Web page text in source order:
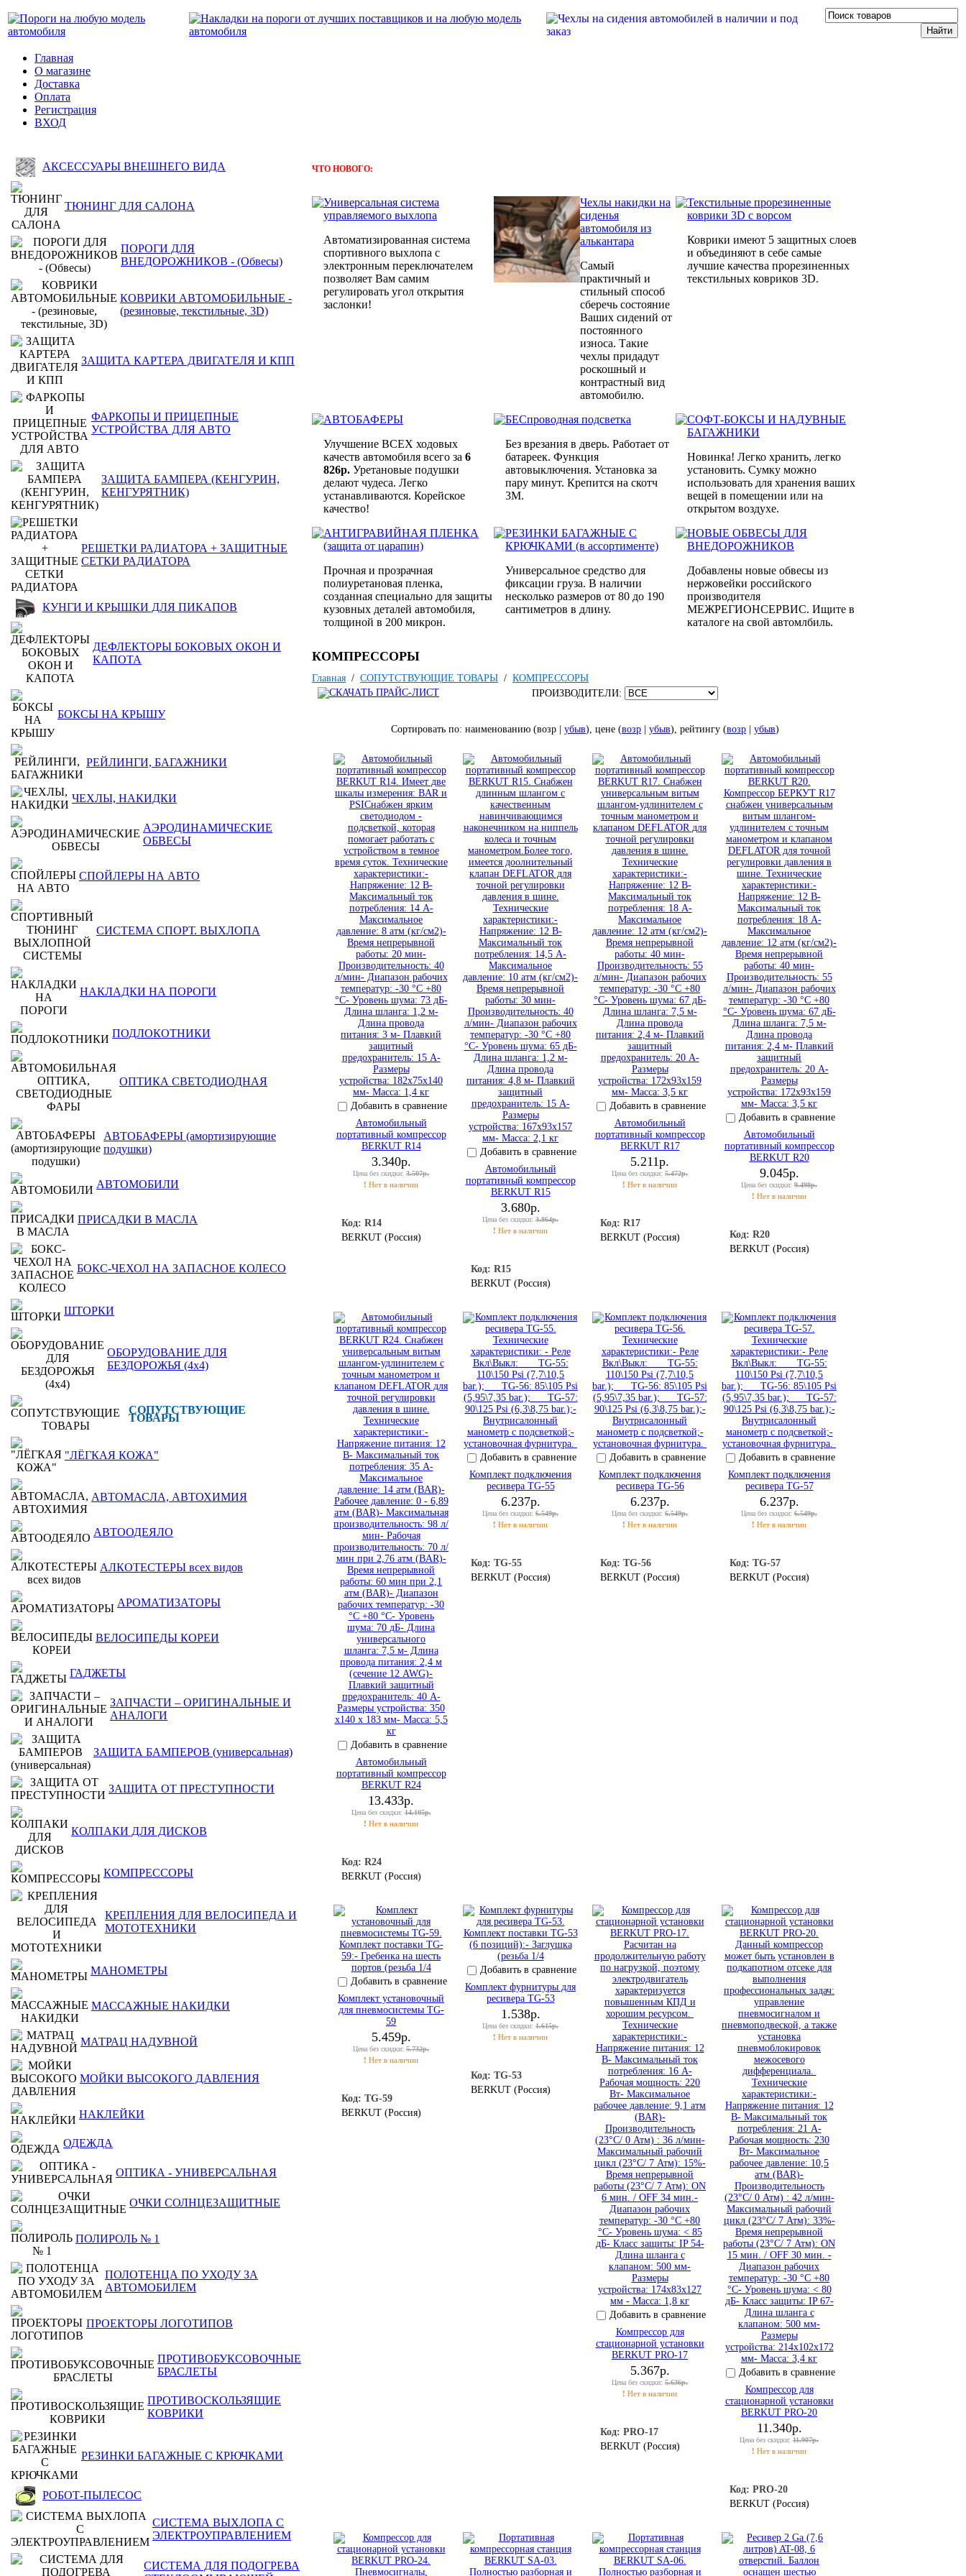
Главная
О магазине
Доставка
Оплата
Регистрация
ВХОД
АКСЕССУАРЫ ВНЕШНЕГО ВИДА
ТЮНИНГ ДЛЯ САЛОНА
ПОРОГИ ДЛЯ
ВНЕДОРОЖНИКОВ - (Обвесы)
КОВРИКИ АВТОМОБИЛЬНЫЕ -
(резиновые, текстильные, 3D)
ЗАЩИТА КАРТЕРА ДВИГАТЕЛЯ И КПП
ФАРКОПЫ И ПРИЦЕПНЫЕ
УСТРОЙСТВА ДЛЯ АВТО
ЗАЩИТА БАМПЕРА (КЕНГУРИН,
КЕНГУРЯТНИК)
РЕШЕТКИ РАДИАТОРА + ЗАЩИТНЫЕ
СЕТКИ РАДИАТОРА
КУНГИ И КРЫШКИ ДЛЯ ПИКАПОВ
ДЕФЛЕКТОРЫ БОКОВЫХ ОКОН И
КАПОТА
БОКСЫ НА КРЫШУ
РЕЙЛИНГИ, БАГАЖНИКИ
ЧЕХЛЫ, НАКИДКИ
АЭРОДИНАМИЧЕСКИЕ
ОБВЕСЫ
СПОЙЛЕРЫ НА АВТО
СИСТЕМА СПОРТ. ВЫХЛОПА
НАКЛАДКИ НА ПОРОГИ
ПОДЛОКОТНИКИ
ОПТИКА СВЕТОДИОДНАЯ
АВТОБАФЕРЫ (амортизирующие
подушки)
АВТОМОБИЛИ
ПРИСАДКИ В МАСЛА
БОКС-ЧЕХОЛ НА ЗАПАСНОЕ КОЛЕСО
ШТОРКИ
ОБОРУДОВАНИЕ ДЛЯ
БЕЗДОРОЖЬЯ (4x4)
СОПУТСТВУЮЩИЕ
ТОВАРЫ
"ЛЁГКАЯ КОЖА"
АВТОМАСЛА, АВТОХИМИЯ
АВТООДЕЯЛО
АЛКОТЕСТЕРЫ всех видов
АРОМАТИЗАТОРЫ
ВЕЛОСИПЕДЫ КОРЕИ
ГАДЖЕТЫ
ЗАПЧАСТИ – ОРИГИНАЛЬНЫЕ И
АНАЛОГИ
ЗАЩИТА БАМПЕРОВ (универсальная)
ЗАЩИТА ОТ ПРЕСТУПНОСТИ
КОЛПАКИ ДЛЯ ДИСКОВ
КОМПРЕССОРЫ
КРЕПЛЕНИЯ ДЛЯ ВЕЛОСИПЕДА И
МОТОТЕХНИКИ
МАНОМЕТРЫ
МАССАЖНЫЕ НАКИДКИ
МАТРАЦ НАДУВНОЙ
МОЙКИ ВЫСОКОГО ДАВЛЕНИЯ
НАКЛЕЙКИ
ОДЕЖДА
ОПТИКА - УНИВЕРСАЛЬНАЯ
ОЧКИ СОЛНЦЕЗАЩИТНЫЕ
ПОЛИРОЛЬ № 1
ПОЛОТЕНЦА ПО УХОДУ ЗА
АВТОМОБИЛЕМ
ПРОЕКТОРЫ ЛОГОТИПОВ
ПРОТИВОБУКСОВОЧНЫЕ
БРАСЛЕТЫ
ПРОТИВОСКОЛЬЗЯЩИЕ
КОВРИКИ
РЕЗИНКИ БАГАЖНЫЕ С КРЮЧКАМИ
РОБОТ-ПЫЛЕСОС
СИСТЕМА ВЫХЛОПА С
ЭЛЕКТРОУПРАВЛЕНИЕМ
СИСТЕМА ДЛЯ ПОДОГРЕВА
ЧТО НОВОГО:
Универсальная система
управляемого выхлопа
Автоматизированная система
спортивного выхлопа с
электронным переключателем
позволяет Вам самим
регулировать угол открытия
заслонки!
Чехлы накидки на
сиденья
автомобиля из
алькантара
Самый
практичный и
стильный способ
сберечь состояние
Ваших сидений от
постоянного
износа. Такие
чехлы придадут
роскошный и
контрастный вид
автомобилю.
Текстильные прорезиненные
коврики 3D с ворсом
Коврики имеют 5 защитных слоев
и объединяют в себе самые
лучшие качества прорезиненных
текстильных ковриков 3D.
АВТОБАФЕРЫ
Улучшение ВСЕХ ходовых
качеств автомобиля всего за 6
826р. Уретановые подушки
делают чудеса. Легко
устанавливаются. Корейское
качество!
БЕСпроводная подсветка
Без врезания в дверь. Работает от
батареек. Функция
автовыключения. Установка за
пару минут. Крепится на скотч
3M.
СОФТ-БОКСЫ И НАДУВНЫЕ
БАГАЖНИКИ
Новинка! Легко хранить, легко
установить. Сумку можно
использовать для хранения ваших
вещей в помещении или на
открытом воздухе.
АНТИГРАВИЙНАЯ ПЛЕНКА
(защита от царапин)
Прочная и прозрачная
полиуретановая пленка,
созданная специально для защиты
кузовных деталей автомобиля,
толщиной в 200 микрон.
РЕЗИНКИ БАГАЖНЫЕ С
КРЮЧКАМИ (в ассортименте)
Универсальное средство для
фиксации груза. В наличии
несколько размеров от 80 до 190
сантиметров в длину.
НОВЫЕ ОБВЕСЫ ДЛЯ
ВНЕДОРОЖНИКОВ
Добавлены новые обвесы из
нержовейки российского
производителя
МЕЖРЕГИОНСЕРВИС. Ищите в
каталоге на свой автомлбиль.
КОМПРЕССОРЫ
Главная / СОПУТСТВУЮЩИЕ ТОВАРЫ / КОМПРЕССОРЫ
ПРОИЗВОДИТЕЛИ:
Сортировать по: наименованию (возр | убыв), цене (возр убыв), рейтингу (возр убыв)
Добавить в сравнение
Автомобильный
портативный компрессор
BERKUT R14
3.340р.
Цена без скидки: 3.507р.
! Нет в наличии
Код: R14
BERKUT (Россия)
Добавить в сравнение
Автомобильный
портативный компрессор
BERKUT R15
3.680р.
Цена без скидки: 3.864р.
! Нет в наличии
Код: R15
BERKUT (Россия)
Добавить в сравнение
Автомобильный
портативный компрессор
BERKUT R17
5.211р.
Цена без скидки: 5.472р.
! Нет в наличии
Код: R17
BERKUT (Россия)
Добавить в сравнение
Автомобильный
портативный компрессор
BERKUT R20
9.045р.
Цена без скидки: 9.498р.
! Нет в наличии
Код: R20
BERKUT (Россия)
Добавить в сравнение
Автомобильный
портативный компрессор
BERKUT R24
13.433р.
Цена без скидки:14.105р.
! Нет в наличии
Код: R24
BERKUT (Россия)
Добавить в сравнение
Комплект подключения
ресивера TG-55
6.237р.
Цена без скидки: 6.549р.
! Нет в наличии
Код: TG-55
BERKUT (Россия)
Добавить в сравнение
Комплект подключения
ресивера TG-56
6.237р.
Цена без скидки: 6.549р.
! Нет в наличии
Код: TG-56
BERKUT (Россия)
Добавить в сравнение
Комплект подключения
ресивера TG-57
6.237р.
Цена без скидки: 6.549р.
! Нет в наличии
Код: TG-57
BERKUT (Россия)
Добавить в сравнение
Комплект установочный
для пневмосистемы TG-
59
5.459р.
Цена без скидки: 5.732р.
! Нет в наличии
Код: TG-59
BERKUT (Россия)
Добавить в сравнение
Комплект фурнитуры для
ресивера TG-53
1.538р.
Цена без скидки: 1.615р.
! Нет в наличии
Код: TG-53
BERKUT (Россия)
Добавить в сравнение
Компрессор для
стационарной установки
BERKUT PRO-17
5.367р.
Цена без скидки: 5.636р.
! Нет в наличии
Код: PRO-17
BERKUT (Россия)
Добавить в сравнение
Компрессор для
стационарной установки
BERKUT PRO-20
11.340р.
Цена без скидки: 11.907р.
! Нет в наличии
Код: PRO-20
BERKUT (Россия)